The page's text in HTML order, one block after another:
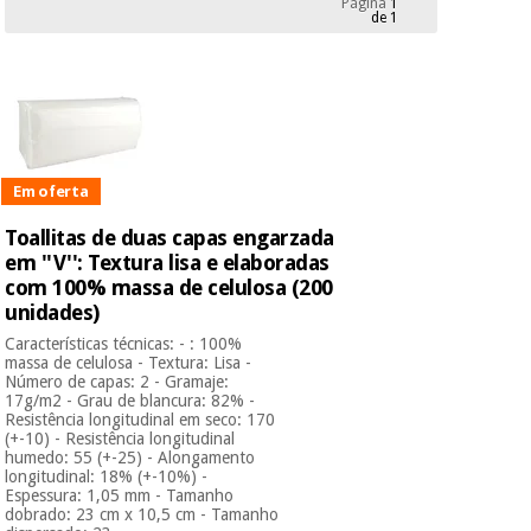
Ofertas
Outlet
Fisaude
Tech
Fisaude
Aluguer
Mobiliário
clínico
Gabinetes
terapêuticos
Material de
essencial
para
coronavirus
Aerobic,
fitness
e
pilates
Novidades
Ofertas
Outlet
Fisaude
Tech
Academy
Medicina
tradicional
Mobiliário
clínico
Gabinetes
terapêuticos
Material de
proteção
Página 1
de 1
Em oferta
Toallitas de duas capas engarzada
em ''V'': Textura lisa e elaboradas
com 100% massa de celulosa (200
unidades)
Características técnicas: - : 100%
massa de celulosa - Textura: Lisa -
Número de capas: 2 - Gramaje:
17g/m2 - Grau de blancura: 82% -
Resistência longitudinal em seco: 170
(+-10) - Resistência longitudinal
humedo: 55 (+-25) - Alongamento
longitudinal: 18% (+-10%) -
Espessura: 1,05 mm - Tamanho
dobrado: 23 cm x 10,5 cm - Tamanho